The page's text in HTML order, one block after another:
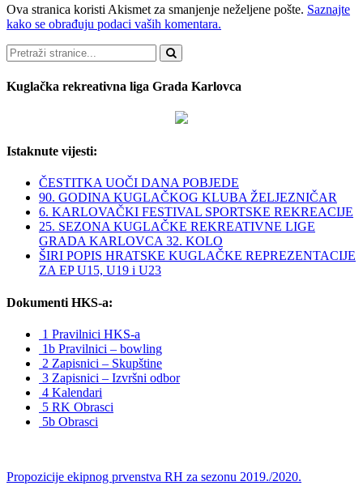
Ova stranica koristi Akismet za smanjenje neželjene pošte. Saznajte
kako se obrađuju podaci vaših komentara.
Pretraži
Kuglačka rekreativna liga Grada Karlovca
Istaknute vijesti:
ČESTITKA UOČI DANA POBJEDE
90. GODINA KUGLAČKOG KLUBA ŽELJEZNIČAR
6. KARLOVAČKI FESTIVAL SPORTSKE REKREACIJE
25. SEZONA KUGLAČKE REKREATIVNE LIGE
GRADA KARLOVCA 32. KOLO
ŠIRI POPIS HRATSKE KUGLAČKE REPREZENTACIJE
ZA EP U15, U19 i U23
Dokumenti HKS-a:
1 Pravilnici HKS-a
1b Pravilnici – bowling
2 Zapisnici – Skupštine
3 Zapisnici – Izvršni odbor
4 Kalendari
5 RK Obrasci
5b Obrasci
Propozicije ekipnog prvenstva RH za sezonu 2019./2020.